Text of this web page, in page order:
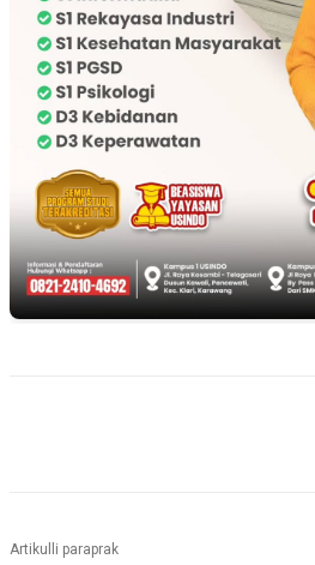
Artikulli paraprak